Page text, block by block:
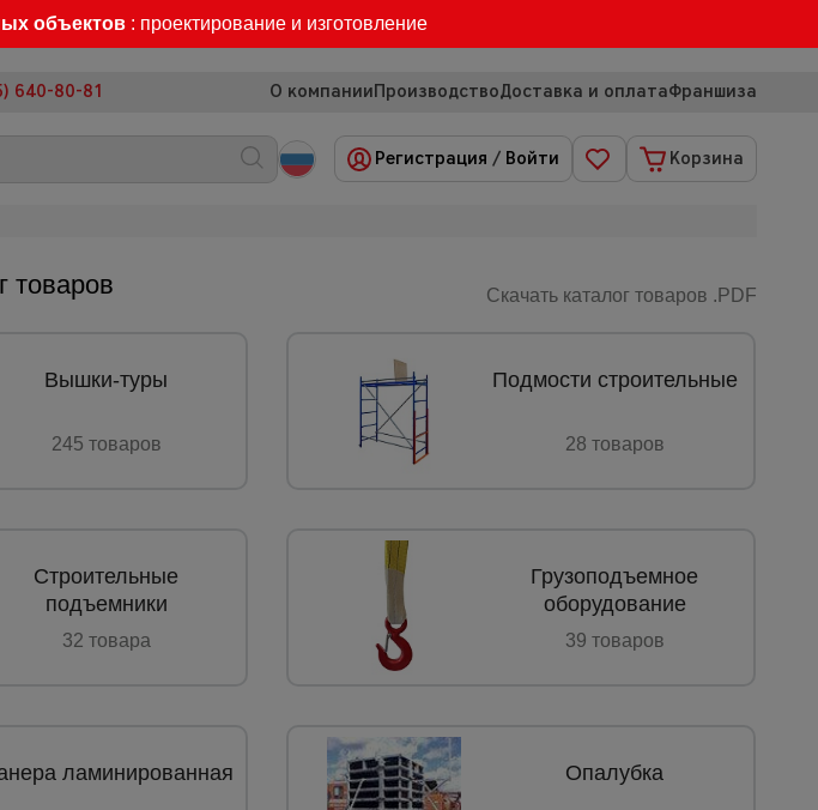
объектов : проектирование и изготовление
640-80-81 О компанииПроизводствоДоставка и оплатаФраншиза
Регистрация / Войти Корзина
товаров Скачать каталог товаров .PDF
Вышки-туры
245 товаров
Подмости строительные
28 товаров
Строительные
подъемники
32 товарa
Грузоподъемное
оборудование
39 товаров
ламинированная Опалубка